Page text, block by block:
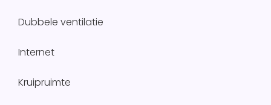
Dubbele ventilatie
Internet
Kruipruimte